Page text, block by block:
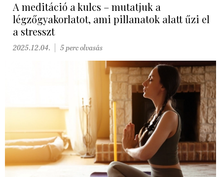
A meditáció a kulcs – mutatjuk a
légzőgyakorlatot, ami pillanatok alatt űzi el
a stresszt
2025.12.04. 5 perc olvasás